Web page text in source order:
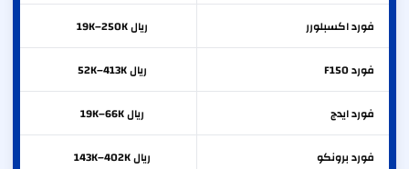
فورداكسبلورر ريال 19K–250K
فوردF150 ريال 52K–413K
فوردايدج ريال 19K–66K
فورد برونكو ريال 143K–402K